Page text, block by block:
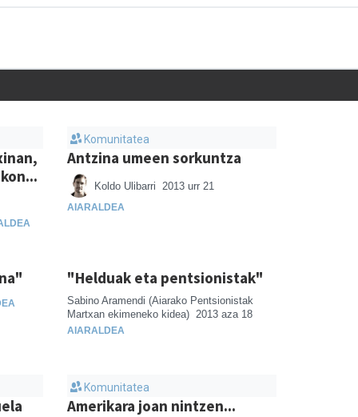
Komunitatea
Antzina umeen sorkuntza
Koldo Ulibarri 2013 urr 21
AIARALDEA
"Helduak eta pentsionistak"
Sabino Aramendi (Aiarako Pentsionistak
Martxan ekimeneko kidea) 2013 aza 18
AIARALDEA
Komunitatea
Amerikara joan nintzen...